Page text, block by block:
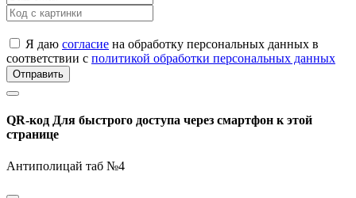
Я даю согласие на обработку персональных данных в
соответствии с политикой обработки персональных данных
Отправить
QR-код Для быстрого доступа через смартфон к этой
странице
Антиполицай таб №4